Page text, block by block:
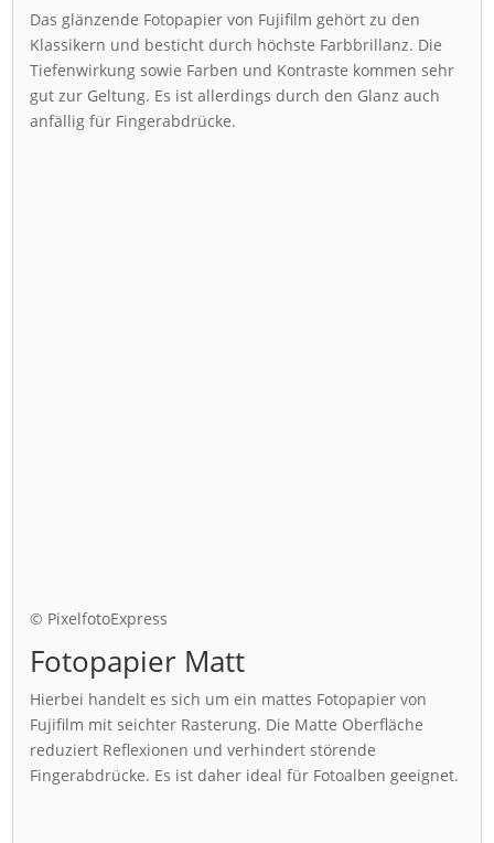
Das glänzende Fotopapier von Fujifilm gehört zu den
Klassikern und besticht durch höchste Farbbrillanz. Die
Tiefenwirkung sowie Farben und Kontraste kommen sehr
gut zur Geltung. Es ist allerdings durch den Glanz auch
anfällig für Fingerabdrücke.
© PixelfotoExpress
Fotopapier Matt
Hierbei handelt es sich um ein mattes Fotopapier von
Fujifilm mit seichter Rasterung. Die Matte Oberfläche
reduziert Reflexionen und verhindert störende
Fingerabdrücke. Es ist daher ideal für Fotoalben geeignet.